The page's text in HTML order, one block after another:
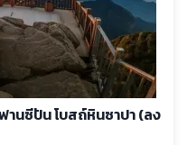
านซีปัน โบสถ์หินซาปา (ลง